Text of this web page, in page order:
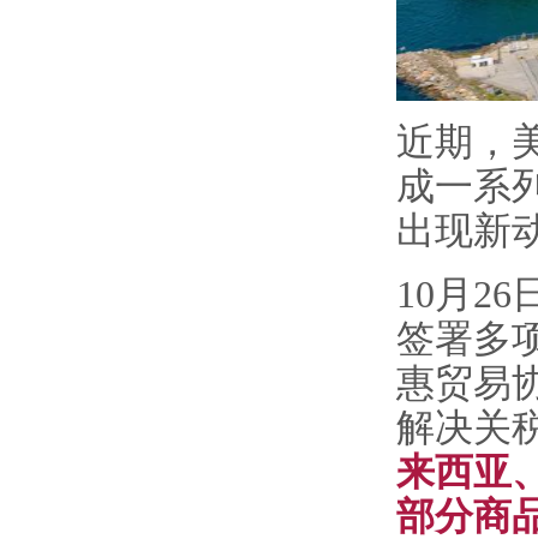
近期，
成一系
出现新
10月26
签署多
惠贸易
解决关
来西亚
部分商